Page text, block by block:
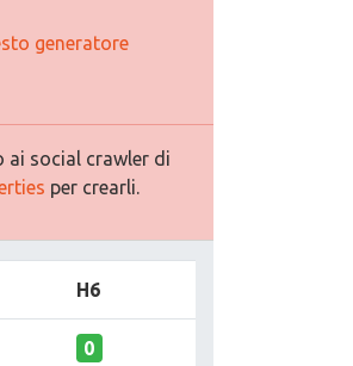
generatore
ai social crawler di
per crearli.
H6
0